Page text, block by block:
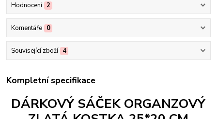
Hodnocení 2
Komentáře 0
Související zboží 4
Kompletní specifikace
DÁRKOVÝ SÁČEK ORGANZOVÝ